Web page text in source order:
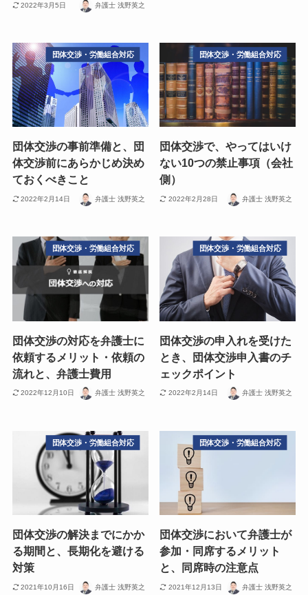
2022年3月5日 弁護士 浅野英之
団体交渉・労働組合対応
団体交渉の事前準備と、団
体交渉前にあらかじめ決め
ておくべきこと
2022年2月14日 弁護士 浅野英之
団体交渉・労働組合対応
団体交渉で、やってはいけ
ない10つの禁止事項（会社
側）
2022年2月28日 弁護士 浅野英之
団体交渉・労働組合対応
団体交渉の対応を弁護士に
依頼するメリット・依頼の
流れと、弁護士費用
2022年12月10日 弁護士 浅野英之
団体交渉・労働組合対応
団体交渉の申入れを受けた
とき、団体交渉申入書のチ
ェックポイント
2022年2月14日 弁護士 浅野英之
団体交渉・労働組合対応
団体交渉の解決までにかか
る期間と、長期化を避ける
対策
2021年10月16日 弁護士 浅野英之
団体交渉・労働組合対応
団体交渉において弁護士が
参加・同席するメリット
と、同席時の注意点
2021年12月13日 弁護士 浅野英之